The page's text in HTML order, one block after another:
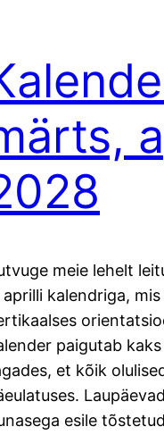
meie lehelt
aprilli kalendriga,
paigutab
et kõik
esile